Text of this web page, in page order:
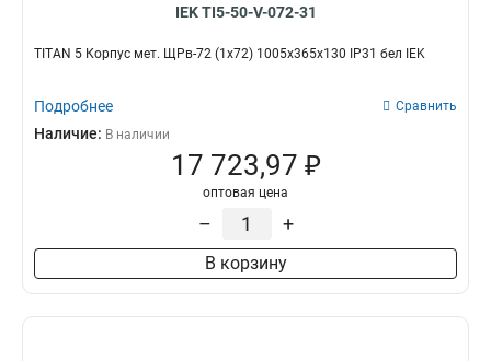
IEK TI5-50-V-072-31
TITAN 5 Корпус мет. ЩРв-72 (1х72) 1005х365х130 IP31 бел IEK
Подробнее Сравнить
Наличие: В наличии
17 723,97 ₽
оптовая цена
– +
В корзину